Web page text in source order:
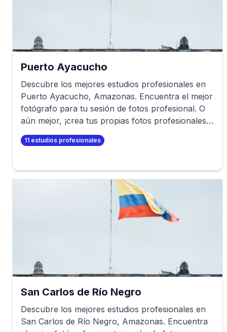
Puerto Ayacucho
Descubre los mejores estudios profesionales en
Puerto Ayacucho, Amazonas. Encuentra el mejor
fotógrafo para tu sesión de fotos profesional. O
aún mejor, ¡crea tus propias fotos profesionales
en minutos!
11 estudios profesionales
San Carlos de Río Negro
Descubre los mejores estudios profesionales en
San Carlos de Río Negro, Amazonas. Encuentra